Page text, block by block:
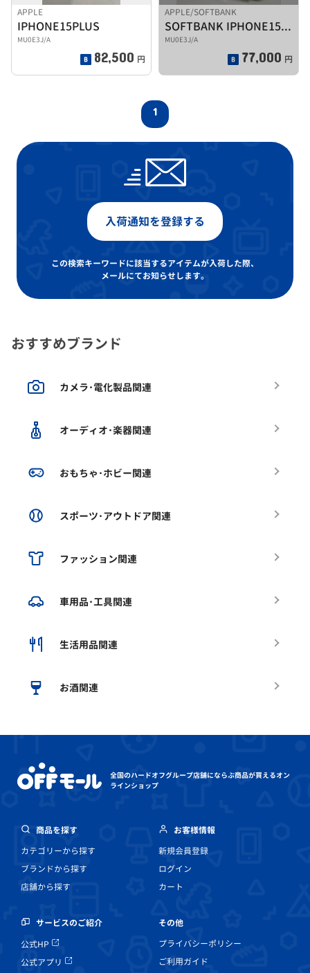
APPLE
IPHONE15PLUS
MU0E3J/A
82,500 円
APPLE/SOFTBANK
SOFTBANK IPHONE15 PLUS
MU0E3J/A
77,000 円
1
入荷通知を登録する
この検索キーワードに該当するアイテムが入荷した際、
メールにてお知らせします。
おすすめブランド
カメラ･電化製品関連
オーディオ･楽器関連
おもちゃ･ホビー関連
スポーツ･アウトドア関連
ファッション関連
車用品･工具関連
生活用品関連
お酒関連
全国のハードオフグループ店舗にならぶ商品が買えるオン
ラインショップ
商品を探す
カテゴリーから探す
ブランドから探す
店舗から探す
お客様情報
新規会員登録
ログイン
カート
サービスのご紹介
公式HP
公式アプリ
その他
プライバシーポリシー
ご利用ガイド